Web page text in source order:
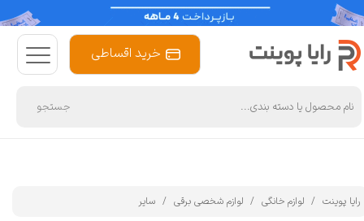
جستجو
خرید اقساطی
رایا پوینت لوازم خانگی لوازم شخصی برقی سایر